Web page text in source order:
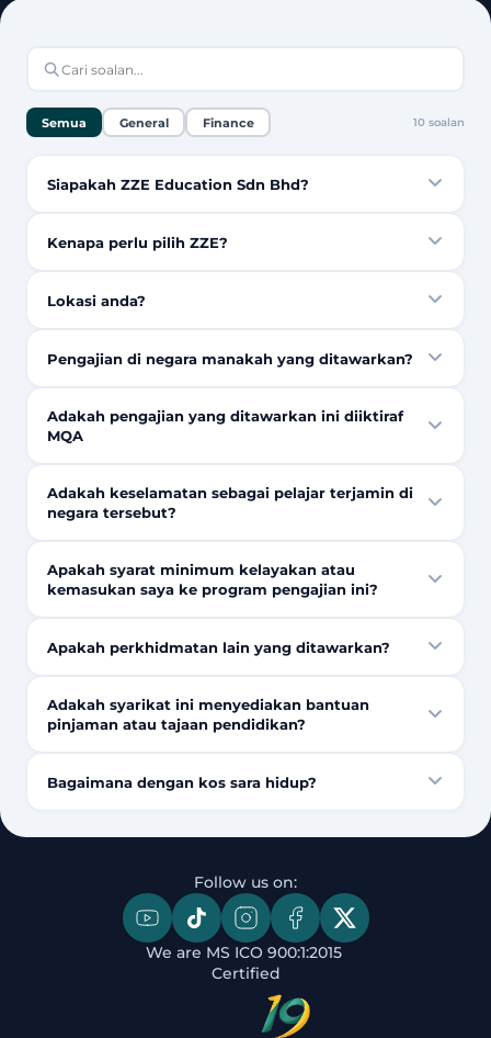
Semua General Finance 10 soalan
Siapakah ZZE Education Sdn Bhd?
Kenapa perlu pilih ZZE?
Lokasi anda?
Pengajian di negara manakah yang ditawarkan?
Adakah pengajian yang ditawarkan ini diiktiraf
MQA
Adakah keselamatan sebagai pelajar terjamin di
negara tersebut?
Apakah syarat minimum kelayakan atau
kemasukan saya ke program pengajian ini?
Apakah perkhidmatan lain yang ditawarkan?
Adakah syarikat ini menyediakan bantuan
pinjaman atau tajaan pendidikan?
Bagaimana dengan kos sara hidup?
Follow us on:
We are MS ICO 900:1:2015
Certified